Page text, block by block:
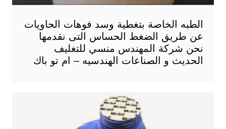
الطبه الخاصة بتغطية وسد فوهات الحاويات
عن طريق الضغط الحساس التى نقدمها
نحن شركة المهندس منسي للتغليف
الحديث و الصناعات الهندسيه – ام تو باك